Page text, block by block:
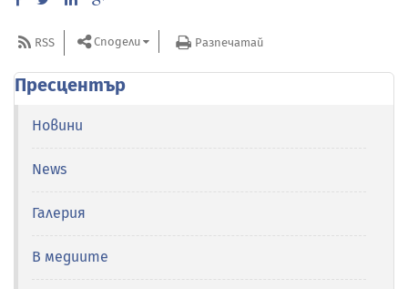
RSS Сподели Разпечатай
Пресцентър
Новини
News
Галерия
В медиите